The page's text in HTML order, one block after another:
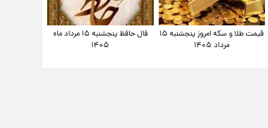
قیمت طلا و سکه امروز پنجشنبه ۱۵
مرداد ۱۴۰۵
فال حافظ پنجشنبه ۱۵ مرداد ماه
۱۴۰۵